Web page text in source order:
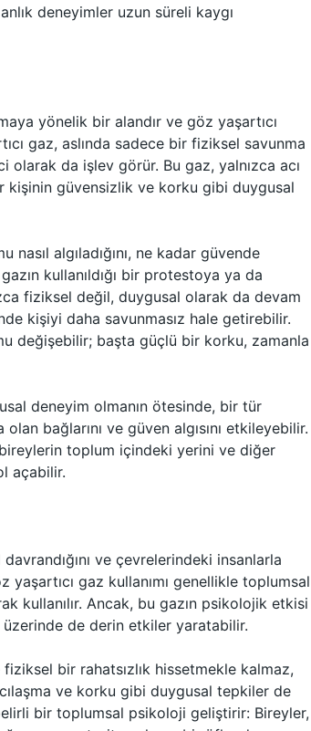
deneyimler uzun süreli kaygı
yönelik bir alandır ve göz yaşartıcı
gaz, aslında sadece bir fiziksel savunma
olarak da işlev görür. Bu gaz, yalnızca acı
kişinin güvensizlik ve korku gibi duygusal
algıladığını, ne kadar güvende
kullanıldığı bir protestoya ya da
fiziksel değil, duygusal olarak da devam
kişiyi daha savunmasız hale getirebilir.
değişebilir; başta güçlü bir korku, zamanla
deneyim olmanın ötesinde, bir tür
bağlarını ve güven algısını etkileyebilir.
bireylerin toplum içindeki yerini ve diğer
açabilir.
ve çevrelerindeki insanlarla
yaşartıcı gaz kullanımı genellikle toplumsal
kullanılır. Ancak, bu gazın psikolojik etkisi
de derin etkiler yaratabilir.
bir rahatsızlık hissetmekle kalmaz,
ve korku gibi duygusal tepkiler de
bir toplumsal psikoloji geliştirir: Bireyler,